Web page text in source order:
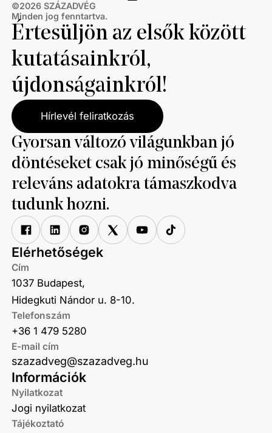
©2026 SZÁZADVÉG
Minden jog fenntartva.
Értesüljön az elsők között
kutatásainkról,
újdonságainkról!
Hírlevél feliratkozás
Gyorsan változó világunkban jó
döntéseket csak jó minőségű és
releváns adatokra támaszkodva
tudunk hozni.
Információk
Nyilatkozat
Jogi nyilatkozat
Tájékoztató
Elérhetőségek
Cím
1037 Budapest,
Hidegkuti Nándor u. 8-10.
Telefonszám
+36 1 479 5280
E-mail cím
szazadveg@szazadveg.hu